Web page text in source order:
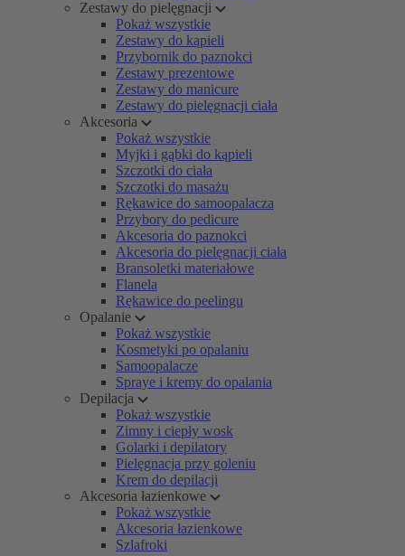
Zestawy do pielęgnacji
Pokaż wszystkie
Zestawy do kąpieli
Przybornik do paznokci
Zestawy prezentowe
Zestawy do manicure
Zestawy do pielęgnacji ciała
Akcesoria
Pokaż wszystkie
Myjki i gąbki do kąpieli
Szczotki do ciała
Szczotki do masażu
Rękawice do samoopalacza
Przybory do pedicure
Akcesoria do paznokci
Akcesoria do pielęgnacji ciała
Bransoletki materiałowe
Flanela
Rękawice do peelingu
Opalanie
Pokaż wszystkie
Kosmetyki po opalaniu
Samoopalacze
Spraye i kremy do opalania
Depilacja
Pokaż wszystkie
Zimny i ciepły wosk
Golarki i depilatory
Pielęgnacja przy goleniu
Krem do depilacji
Akcesoria łazienkowe
Pokaż wszystkie
Akcesoria łazienkowe
Szlafroki